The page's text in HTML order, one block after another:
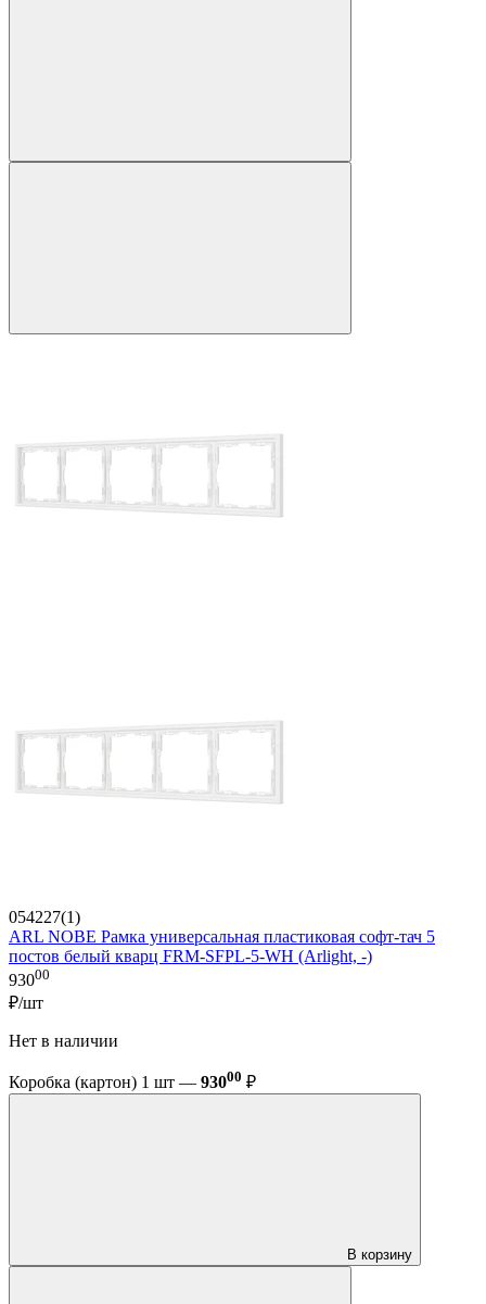
054227(1)
ARL NOBE Рамка универсальная пластиковая софт-тач 5
постов белый кварц FRM-SFPL-5-WH (Arlight, -)
93000
₽/шт
Нет в наличии
Коробка (картон) 1 шт — 93000 ₽
В корзину